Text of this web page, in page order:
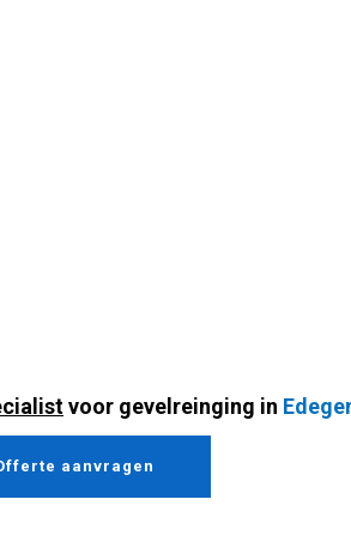
voor gevelreinging in
aanvragen